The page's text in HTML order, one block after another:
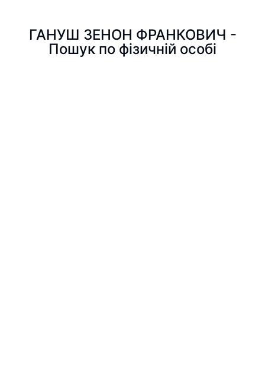
ГАНУШ ЗЕНОН ФРАНКОВИЧ -
Пошук по фізичній особі